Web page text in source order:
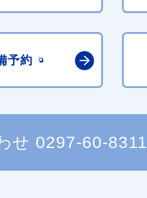
予約
せ 0297-60-8311